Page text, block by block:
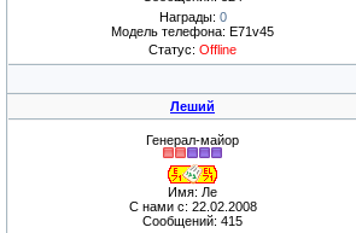
Награды: 0
Модель телефона: E71v45
Статус: Offline
Леший
Генерал-майор
Имя: Ле
С нами с: 22.02.2008
Сообщений: 415